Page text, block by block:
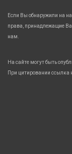
Если Вы обнаружили на
права, принадлежащие
нам.
На сайте могут быть
При цитировании ссылка